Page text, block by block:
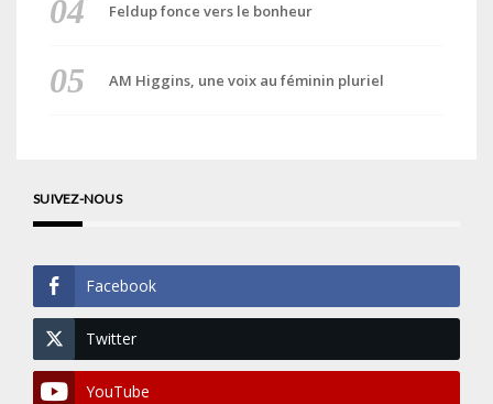
Feldup fonce vers le bonheur
AM Higgins, une voix au féminin pluriel
SUIVEZ-NOUS
Facebook
Twitter
YouTube